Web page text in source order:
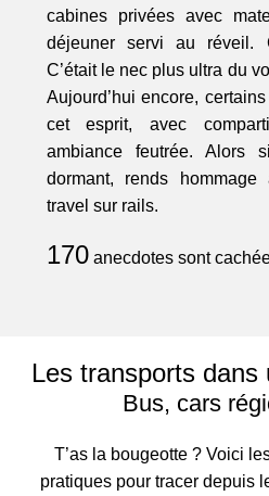
cabines privées avec
déjeuner servi au réveil.
C’était le nec plus ultra du
Aujourd’hui encore,
cet esprit, avec
ambiance feutrée. Alors
dormant, rends
travel sur rails.
170anecdotes sont
Les transports dans
Bus, cars
T’as la bougeotte ? Voici
pratiques pour tracer depuis